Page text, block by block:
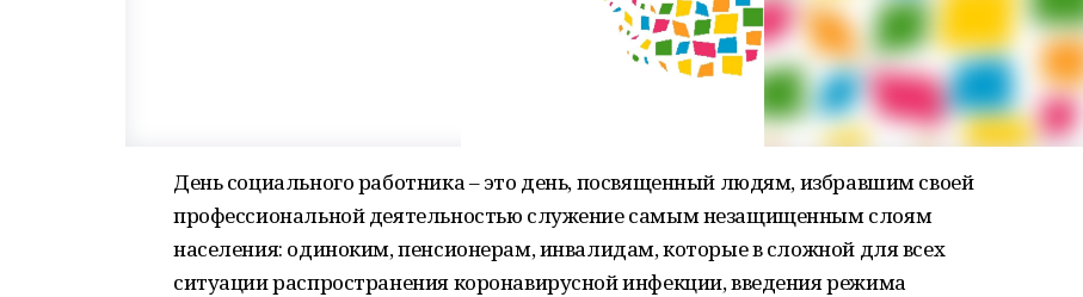
День социального работника – это день, посвященный людям, избравшим своей
профессиональной деятельностью служение самым незащищенным слоям
населения: одиноким, пенсионерам, инвалидам, которые в сложной для всех
ситуации распространения коронавирусной инфекции, введения режима